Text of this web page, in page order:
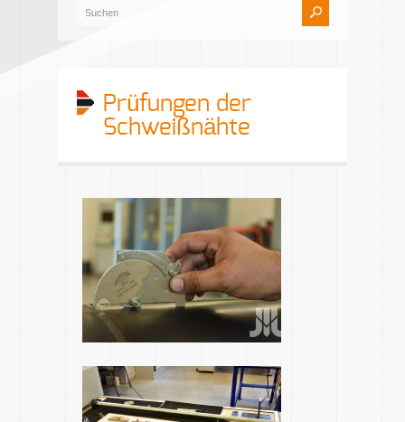
Prüfungen der
Schweißnähte